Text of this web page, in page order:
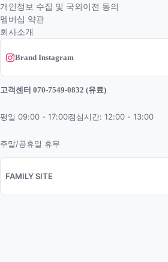
개인정보 수집 및 국외이전 동의
멤버십 약관
회사소개
Brand Instagram
고객센터 070-7549-0832 (유료)
평일 09:00 - 17:00점심시간: 12:00 - 13:00
주말/공휴일 휴무
FAMILY SITE